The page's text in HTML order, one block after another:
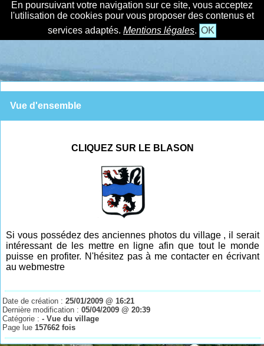
En poursuivant votre navigation sur ce site, vous acceptez
l'utilisation de cookies pour vous proposer des contenus et
services adaptés. Mentions légales. OK
Vue d'ensemble
CLIQUEZ SUR LE BLASON
Si vous possédez des anciennes photos du village , il serait
intéressant de les mettre en ligne afin que tout le monde
puisse en profiter. N'hésitez pas à me contacter en écrivant
au webmestre
Date de création :25/01/2009 @ 16:21
Dernière modification :05/04/2009 @ 20:39
Catégorie :- Vue du village
Page lue157662 fois